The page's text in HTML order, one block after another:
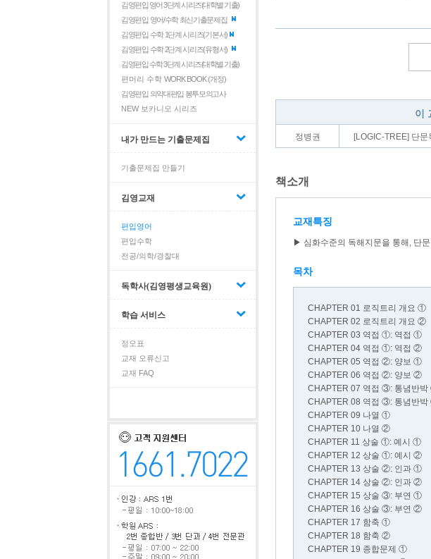
김영편입 영어 3단계 시리즈(대학별 기출)
김영편입 영어/수학 최신기출문제집
김영편입 수학 1단계 시리즈(기본서)
김영편입 수학 2단계 시리즈(유형서)
김영편입 수학 3단계 시리즈(대학별 기출)
편머리 수학 WORK BOOK (개정)
김영편입 의약대편입 봉투모의고사
NEW 보카니오 시리즈
내가 만드는 기출문제집
기출문제집 만들기
김영교재
편입영어
편입수학
전공/의학/경찰대
독학사(김영평생교육원)
학습 서비스
정오표
교재 오류신고
교재 FAQ
이
정병권 [LOGIC-TREE] 단
책소개
교재특징
▶ 심화수준의 독해지문을 통해, 단
목차
CHAPTER 01 로직트리 개요 ①
CHAPTER 02 로직트리 개요 ②
CHAPTER 03 역접 ①: 역접 ①
CHAPTER 04 역접 ①: 역접 ②
CHAPTER 05 역접 ②: 양보 ①
CHAPTER 06 역접 ②: 양보 ②
CHAPTER 07 역접 ③: 통념반
CHAPTER 08 역접 ③: 통념반
CHAPTER 09 나열 ①
CHAPTER 10 나열 ②
CHAPTER 11 상술 ①: 예시 ①
CHAPTER 12 상술 ①: 예시 ②
CHAPTER 13 상술 ②: 인과 ①
CHAPTER 14 상술 ②: 인과 ②
CHAPTER 15 상술 ③: 부연 ①
CHAPTER 16 상술 ③: 부연 ②
CHAPTER 17 함축 ①
CHAPTER 18 함축 ②
CHAPTER 19 종합문제 ①